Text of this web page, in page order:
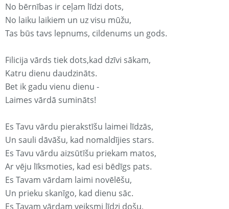
No bērnības ir ceļam līdzi dots,
No laiku laikiem un uz visu mūžu,
Tas būs tavs lepnums, cildenums un gods.
Filicija vārds tiek dots,kad dzīvi sākam,
Katru dienu daudzināts.
Bet ik gadu vienu dienu -
Laimes vārdā sumināts!
Es Tavu vārdu pierakstīšu laimei līdzās,
Un sauli dāvāšu, kad nomaldījies stars.
Es Tavu vārdu aizsūtīšu priekam matos,
Ar vēju līksmoties, kad esi bēdīgs pats.
Es Tavam vārdam laimi novēlēšu,
Un prieku skanīgo, kad dienu sāc.
Es Tavam vārdam veiksmi līdzi došu,